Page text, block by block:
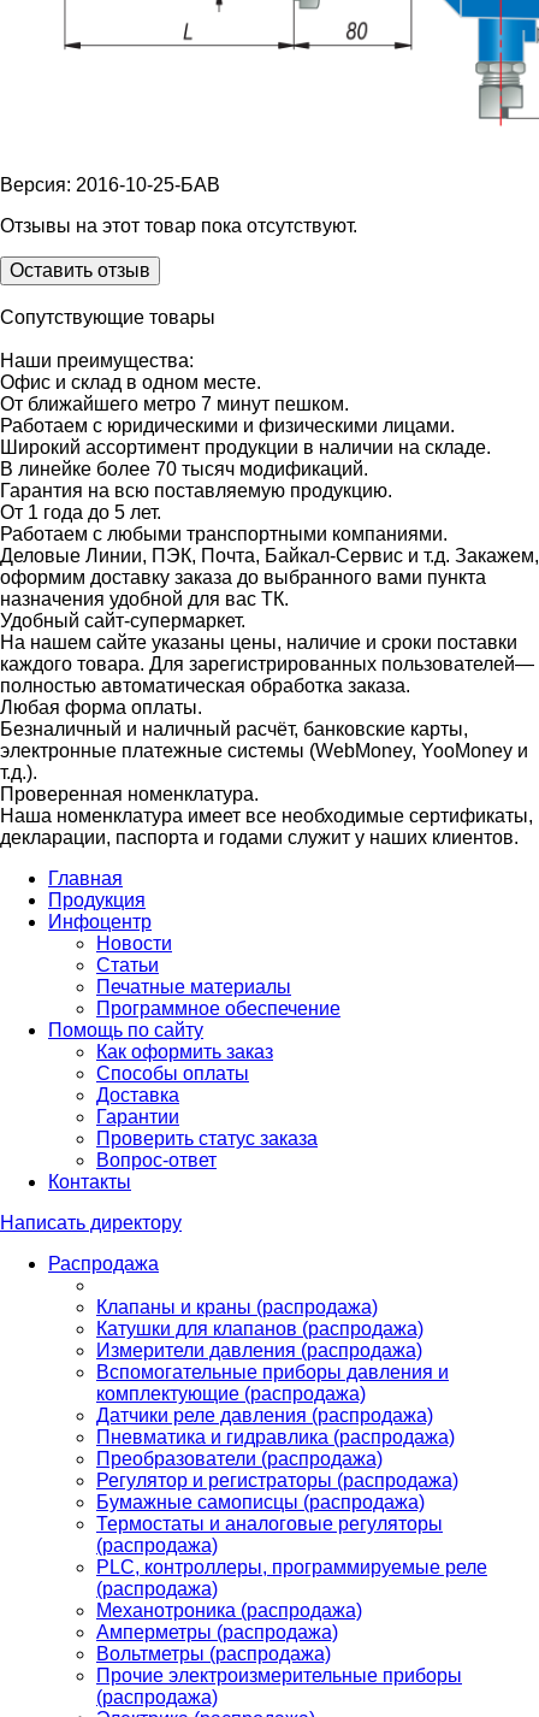
Версия: 2016-10-25-БАВ
Отзывы на этот товар пока отсутствуют.
Оставить отзыв
Сопутствующие товары
Наши преимущества:
Офис и склад в одном месте.
От ближайшего метро 7 минут пешком.
Работаем с юридическими и физическими лицами.
Широкий ассортимент продукции в наличии на складе.
В линейке более 70 тысяч модификаций.
Гарантия на всю поставляемую продукцию.
От 1 года до 5 лет.
Работаем с любыми транспортными компаниями.
Деловые Линии, ПЭК, Почта, Байкал-Сервис и т.д. Закажем,
оформим доставку заказа до выбранного вами пункта
назначения удобной для вас ТК.
Удобный сайт-супермаркет.
На нашем сайте указаны цены, наличие и сроки поставки
каждого товара. Для зарегистрированных пользователей—
полностью автоматическая обработка заказа.
Любая форма оплаты.
Безналичный и наличный расчёт, банковские карты,
электронные платежные системы (WebMoney, YooMoney и
т.д.).
Проверенная номенклатура.
Наша номенклатура имеет все необходимые сертификаты,
декларации, паспорта и годами служит у наших клиентов.
Главная
Продукция
Инфоцентр
Новости
Статьи
Печатные материалы
Программное обеспечение
Помощь по сайту
Как оформить заказ
Способы оплаты
Доставка
Гарантии
Проверить статус заказа
Вопрос-ответ
Контакты
Написать директору
Распродажа
Клапаны и краны (распродажа)
Катушки для клапанов (распродажа)
Измерители давления (распродажа)
Вспомогательные приборы давления и
комплектующие (распродажа)
Датчики реле давления (распродажа)
Пневматика и гидравлика (распродажа)
Преобразователи (распродажа)
Регулятор и регистраторы (распродажа)
Бумажные самописцы (распродажа)
Термостаты и аналоговые регуляторы
(распродажа)
PLС, контроллеры, программируемые реле
(распродажа)
Механотроника (распродажа)
Амперметры (распродажа)
Вольтметры (распродажа)
Прочие электроизмерительные приборы
(распродажа)